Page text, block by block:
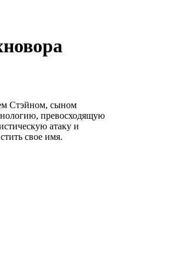
Стэйном, сыном
превосходящую
атаку и
свое имя.